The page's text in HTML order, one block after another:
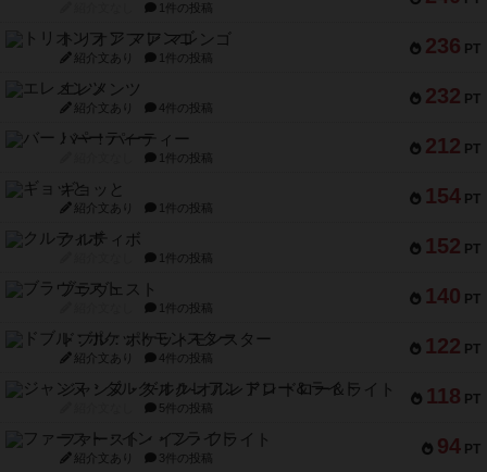
1件の投稿
236 PT
トリオンフ ア マレンゴ
紹介文あり 1件の投稿
232 PT
エレメンツ
紹介文あり 4件の投稿
212 PT
バー！パーティー
1件の投稿
154 PT
ギョッと
紹介文あり 1件の投稿
152 PT
クルティボ
1件の投稿
140 PT
ブラヴェスト
1件の投稿
122 PT
ドブル：ポケットモンスター
紹介文あり 4件の投稿
118 PT
ジャンヌ・ダルク-オルレアン ドロー＆ライト
5件の投稿
94 PT
ファースト・イン・フライト
紹介文あり 3件の投稿